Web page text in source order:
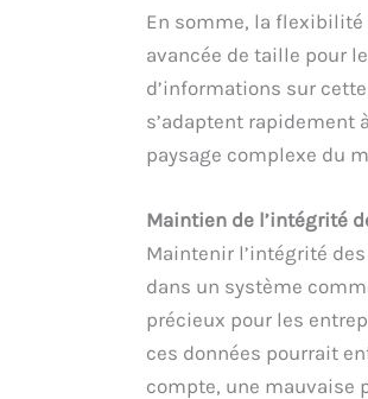
En somme, la flexibilité
avancée de taille pour
d’informations sur
s’adaptent rapidement
paysage complexe du
Maintien de l’intégrité
Maintenir l’intégrité
dans un système
précieux pour les
ces données pourrait
compte, une mauvaise